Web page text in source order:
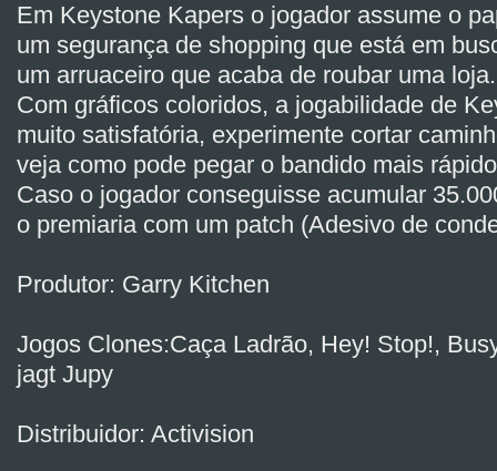
Em Keystone Kapers o jogador assume o
um segurança de shopping que está em
um arruaceiro que acaba de roubar uma loja.
Com gráficos coloridos, a jogabilidade de
muito satisfatória, experimente cortar
veja como pode pegar o bandido mais
Caso o jogador conseguisse acumular
o premiaria com um patch (Adesivo de
Produtor: Garry Kitchen
Jogos Clones:Caça Ladrão, Hey! Stop!,
jagt Jupy
Distribuidor: Activision